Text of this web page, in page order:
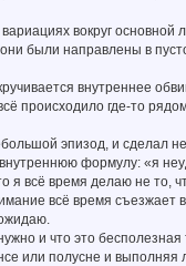
вокруг
были направлены в
внутреннее
происходило где-то
эпизод, и сделал
формулу: «я
всё время делаю не то,
всё время съезжает
и что это
или полусне и